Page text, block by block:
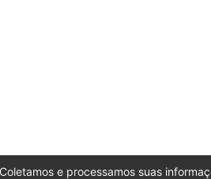
Coletamos e processamos suas